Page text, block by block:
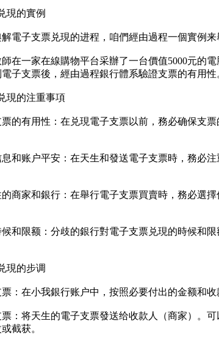
現的實例
電子支票兑現的进程，咱們經由過程一個實例来
在一家在線購物平台采辦了一台價值5000元的
子支票後，經由過程銀行體系驗證支票的有用
現的注重事項
票的有用性：在兑現電子支票以前，務必确保支
息和账户平安：在天生和發送電子支票時，務必
商家和銀行：在舉行電子支票買賣時，務必選
和限额：分歧的銀行對電子支票兑現的時候和
現的步调
：在小我銀行账户中，按照必要付出的金额和
票：将天生的電子支票發送给收款人（商家）。
截获。